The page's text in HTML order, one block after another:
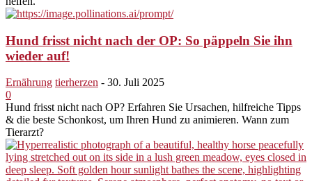
Hund frisst nicht nach der OP: So päppeln Sie ihn
wieder auf!
Ernährung tierherzen - 30. Juli 2025
0
Hund frisst nicht nach OP? Erfahren Sie Ursachen, hilfreiche Tipps
& die beste Schonkost, um Ihren Hund zu animieren. Wann zum
Tierarzt?